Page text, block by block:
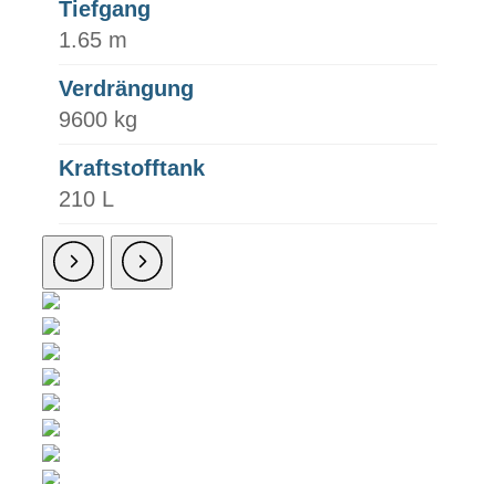
Tiefgang
1.65 m
Verdrängung
9600 kg
Kraftstofftank
210 L